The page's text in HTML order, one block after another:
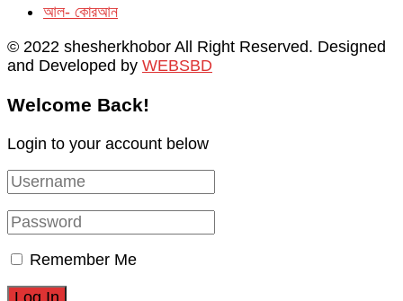
আল- কোরআন
© 2022 shesherkhobor All Right Reserved. Designed
and Developed by WEBSBD
Welcome Back!
Login to your account below
Remember Me